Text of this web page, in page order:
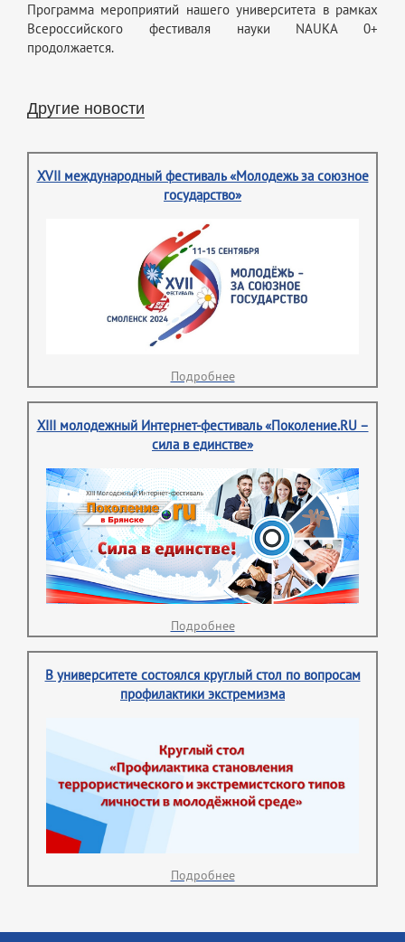
Программа мероприятий нашего университета в рамках
Всероссийского фестиваля науки NAUKA 0+
продолжается.
Другие новости
XVII международный фестиваль «Молодежь за союзное
государство»
Подробнее
XIII молодежный Интернет-фестиваль «Поколение.RU –
сила в единстве»
Подробнее
В университете состоялся круглый стол по вопросам
профилактики экстремизма
Подробнее